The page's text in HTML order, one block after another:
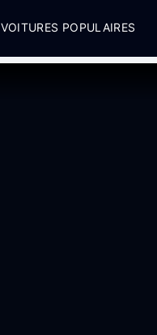
VOITURES POPULAIRES